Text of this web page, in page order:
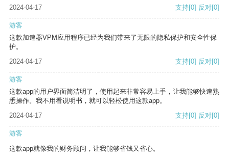
2024-04-17 支持[0] 反对[0]
游客
这款加速器VPM应用程序已经为我们带来了无限的隐私保护和安全性保
护。
2024-04-17
支持[0] 反对[0]
游客
这款app的用户界面简洁明了，使用起来非常容易上手，让我能够快速熟
悉操作。我不用看说明书，就可以轻松使用这款app。
2024-04-17
支持[0] 反对[0]
游客
这款app就像我的财务顾问，让我能够省钱又省心。